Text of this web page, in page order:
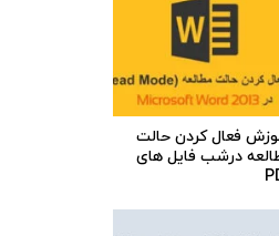
فعال کردن حالت
درشب فایل های